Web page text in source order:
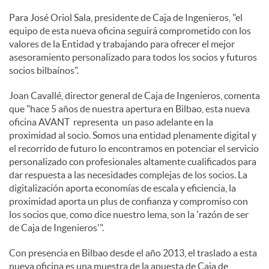
Para José Oriol Sala, presidente de Caja de Ingenieros, "el
equipo de esta nueva oficina seguirá comprometido con los
valores de la Entidad y trabajando para ofrecer el mejor
asesoramiento personalizado para todos los socios y futuros
socios bilbaínos".
Joan Cavallé, director general de Caja de Ingenieros, comenta
que "hace 5 años de nuestra apertura en Bilbao, esta nueva
oficina AVANT representa un paso adelante en la
proximidad al socio. Somos una entidad plenamente digital y
el recorrido de futuro lo encontramos en potenciar el servicio
personalizado con profesionales altamente cualificados para
dar respuesta a las necesidades complejas de los socios. La
digitalización aporta economías de escala y eficiencia, la
proximidad aporta un plus de confianza y compromiso con
los socios que, como dice nuestro lema, son la 'razón de ser
de Caja de Ingenieros'".
Con presencia en Bilbao desde el año 2013, el traslado a esta
nueva oficina es una muestra de la apuesta de Caja de